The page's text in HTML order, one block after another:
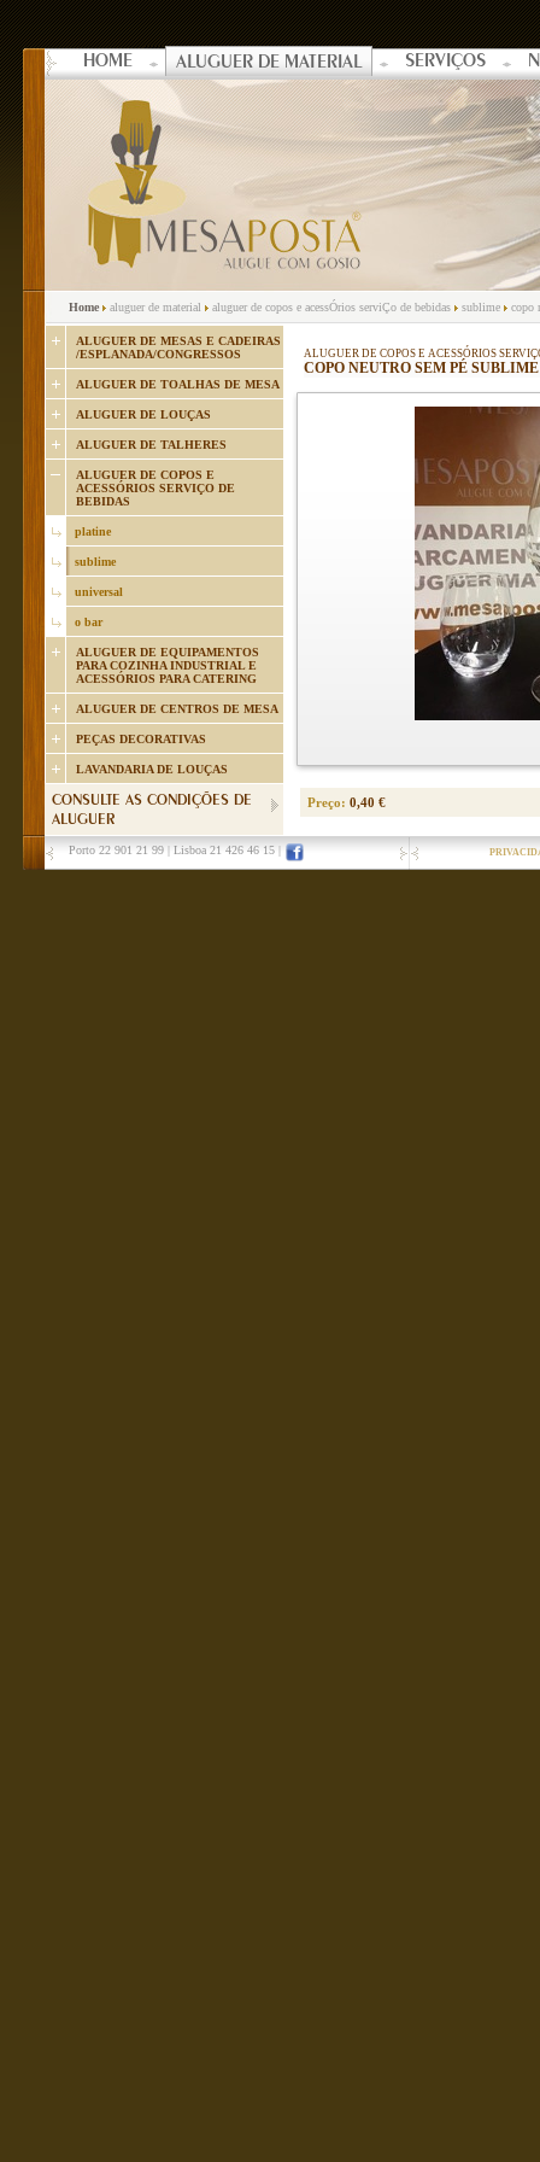
HOME ALUGUER DE MATERIAL SERVIÇOS
Home aluguer de material aluguer de copos e acessÓrios serviÇo de bebidas sublime copo
ALUGUER DE MESAS E CADEIRAS
/ESPLANADA/CONGRESSOS
ALUGUER DE TOALHAS DE MESA
ALUGUER DE LOUÇAS
ALUGUER DE TALHERES
ALUGUER DE COPOS E
ACESSÓRIOS SERVIÇO DE
BEBIDAS
platine
sublime
universal
o bar
ALUGUER DE EQUIPAMENTOS
PARA COZINHA INDUSTRIAL E
ACESSÓRIOS PARA CATERING
ALUGUER DE CENTROS DE MESA
PEÇAS DECORATIVAS
LAVANDARIA DE LOUÇAS
CONSULTE AS CONDIÇÕES DE
ALUGUER
ALUGUER DE COPOS E ACESSÓRIOS
COPO NEUTRO SEM PÉ
Preço: 0,40 €
Porto 22 901 21 99 Lisboa 21 426 46 15